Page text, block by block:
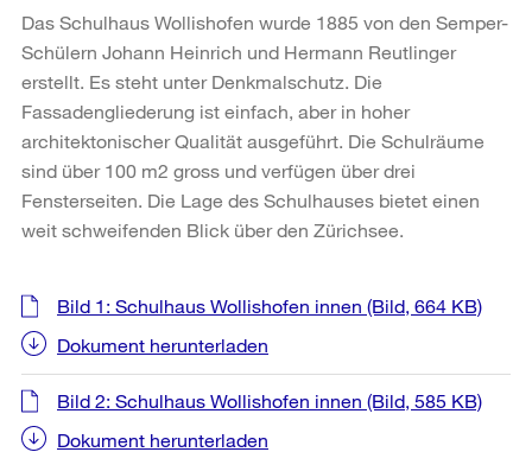
Das Schulhaus Wollishofen wurde 1885 von den Semper-
Schülern Johann Heinrich und Hermann Reutlinger
erstellt. Es steht unter Denkmalschutz. Die
Fassadengliederung ist einfach, aber in hoher
architektonischer Qualität ausgeführt. Die Schulräume
sind über 100 m2 gross und verfügen über drei
Fensterseiten. Die Lage des Schulhauses bietet einen
weit schweifenden Blick über den Zürichsee.
Weitere
Informationen
Bild 1: Schulhaus Wollishofen innen (Bild, 664 KB)
Dokument herunterladen
Bild 2: Schulhaus Wollishofen innen (Bild, 585 KB)
Dokument herunterladen